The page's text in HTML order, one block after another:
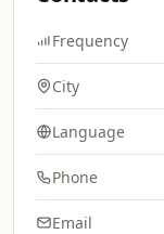
Frequency
City
Language
Phone
Email